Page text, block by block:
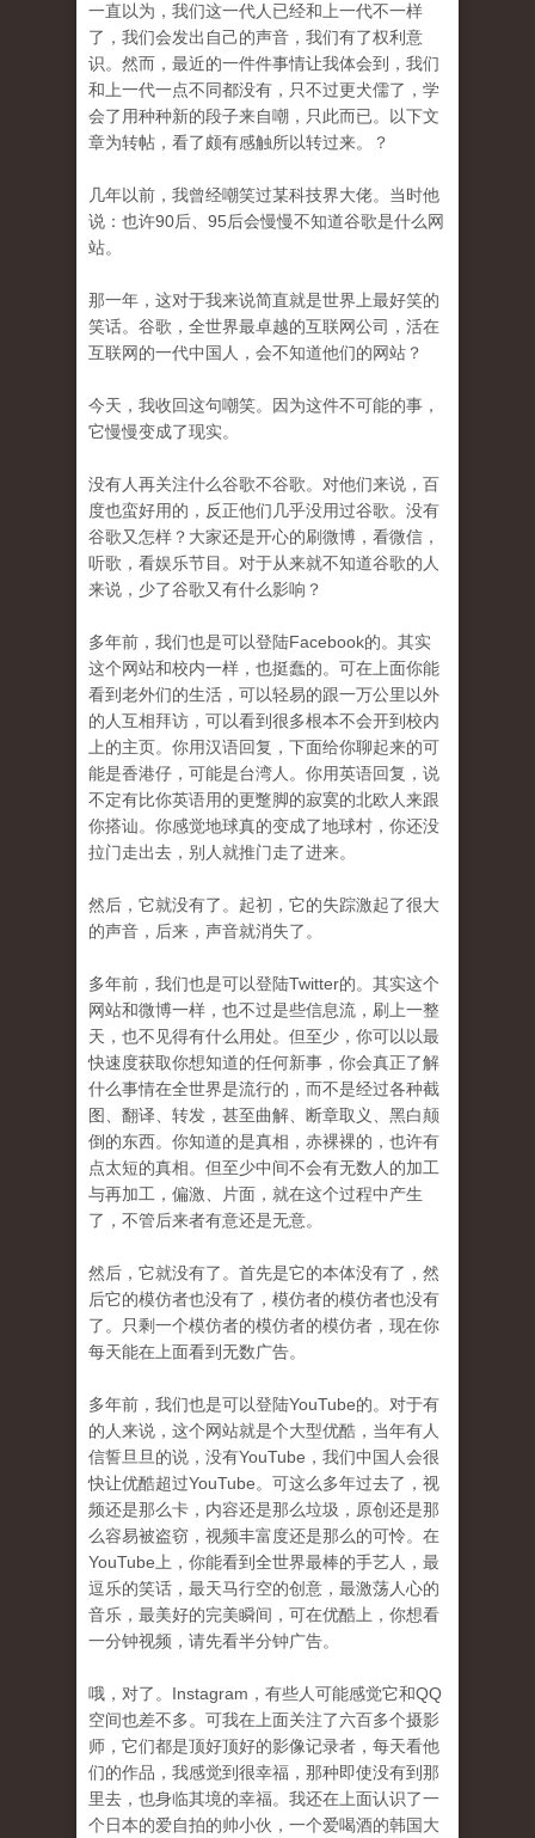
一直以为，我们这一代人已经和上一代不一样
了，我们会发出自己的声音，我们有了权利意
识。然而，最近的一件件事情让我体会到，我们
和上一代一点不同都没有，只不过更犬儒了，学
会了用种种新的段子来自嘲，只此而已。以下文
章为转帖，看了颇有感触所以转过来。？
几年以前，我曾经嘲笑过某科技界大佬。当时他
说：也许90后、95后会慢慢不知道谷歌是什么网
站。
那一年，这对于我来说简直就是世界上最好笑的
笑话。谷歌，全世界最卓越的互联网公司，活在
互联网的一代中国人，会不知道他们的网站？
今天，我收回这句嘲笑。因为这件不可能的事，
它慢慢变成了现实。
没有人再关注什么谷歌不谷歌。对他们来说，百
度也蛮好用的，反正他们几乎没用过谷歌。没有
谷歌又怎样？大家还是开心的刷微博，看微信，
听歌，看娱乐节目。对于从来就不知道谷歌的人
来说，少了谷歌又有什么影响？
多年前，我们也是可以登陆Facebook的。其实
这个网站和校内一样，也挺蠢的。可在上面你能
看到老外们的生活，可以轻易的跟一万公里以外
的人互相拜访，可以看到很多根本不会开到校内
上的主页。你用汉语回复，下面给你聊起来的可
能是香港仔，可能是台湾人。你用英语回复，说
不定有比你英语用的更蹩脚的寂寞的北欧人来跟
你搭讪。你感觉地球真的变成了地球村，你还没
拉门走出去，别人就推门走了进来。
然后，它就没有了。起初，它的失踪激起了很大
的声音，后来，声音就消失了。
多年前，我们也是可以登陆Twitter的。其实这个
网站和微博一样，也不过是些信息流，刷上一整
天，也不见得有什么用处。但至少，你可以以最
快速度获取你想知道的任何新事，你会真正了解
什么事情在全世界是流行的，而不是经过各种截
图、翻译、转发，甚至曲解、断章取义、黑白颠
倒的东西。你知道的是真相，赤裸裸的，也许有
点太短的真相。但至少中间不会有无数人的加工
与再加工，偏激、片面，就在这个过程中产生
了，不管后来者有意还是无意。
然后，它就没有了。首先是它的本体没有了，然
后它的模仿者也没有了，模仿者的模仿者也没有
了。只剩一个模仿者的模仿者的模仿者，现在你
每天能在上面看到无数广告。
多年前，我们也是可以登陆YouTube的。对于有
的人来说，这个网站就是个大型优酷，当年有人
信誓旦旦的说，没有YouTube，我们中国人会很
快让优酷超过YouTube。可这么多年过去了，视
频还是那么卡，内容还是那么垃圾，原创还是那
么容易被盗窃，视频丰富度还是那么的可怜。在
YouTube上，你能看到全世界最棒的手艺人，最
逗乐的笑话，最天马行空的创意，最激荡人心的
音乐，最美好的完美瞬间，可在优酷上，你想看
一分钟视频，请先看半分钟广告。
哦，对了。Instagram，有些人可能感觉它和QQ
空间也差不多。可我在上面关注了六百多个摄影
师，它们都是顶好顶好的影像记录者，每天看他
们的作品，我感觉到很幸福，那种即使没有到那
里去，也身临其境的幸福。我还在上面认识了一
个日本的爱自拍的帅小伙，一个爱喝酒的韩国大